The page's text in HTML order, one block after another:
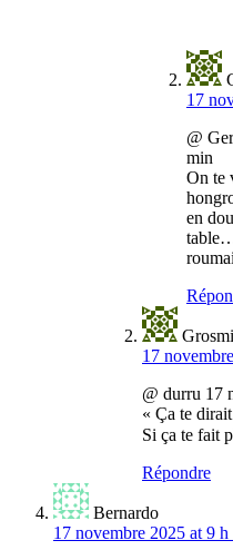
17
@
min
On te
en
table…
17
@ durru 17
« Ça te
Si ça te fait
Répondre
Bernardo
17 novembre 2025 at 9